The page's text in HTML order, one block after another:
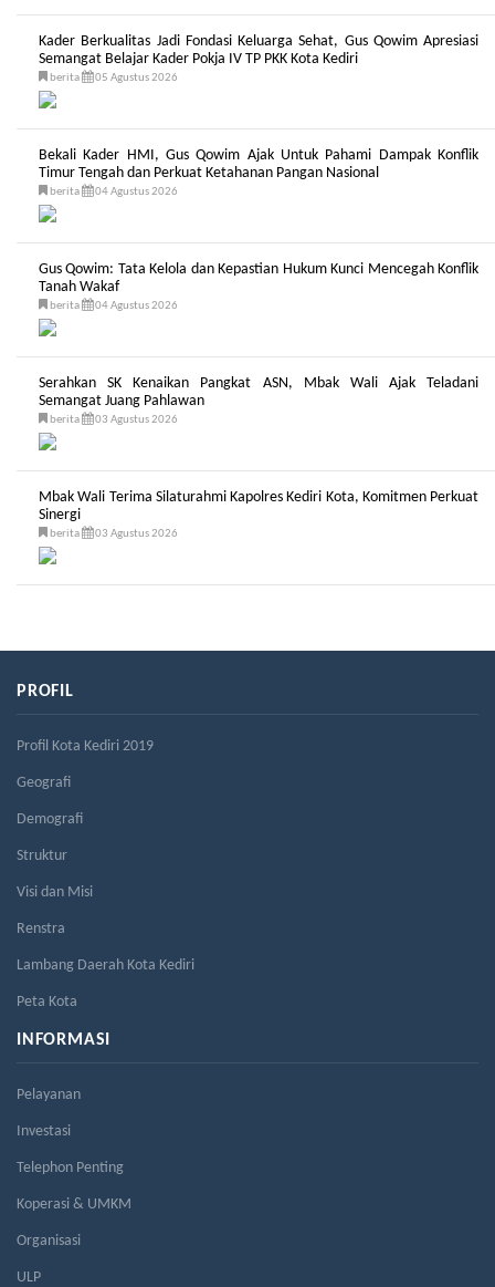
Kader Berkualitas Jadi Fondasi Keluarga Sehat, Gus Qowim Apresiasi
Semangat Belajar Kader Pokja IV TP PKK Kota Kediri
berita 05 Agustus 2026
Bekali Kader HMI, Gus Qowim Ajak Untuk Pahami Dampak Konflik
Timur Tengah dan Perkuat Ketahanan Pangan Nasional
berita 04 Agustus 2026
Gus Qowim: Tata Kelola dan Kepastian Hukum Kunci Mencegah Konflik
Tanah Wakaf
berita 04 Agustus 2026
Serahkan SK Kenaikan Pangkat ASN, Mbak Wali Ajak Teladani
Semangat Juang Pahlawan
berita 03 Agustus 2026
Mbak Wali Terima Silaturahmi Kapolres Kediri Kota, Komitmen Perkuat
Sinergi
berita 03 Agustus 2026
PROFIL
Profil Kota Kediri 2019
Geografi
Demografi
Struktur
Visi dan Misi
Renstra
Lambang Daerah Kota Kediri
Peta Kota
INFORMASI
Pelayanan
Investasi
Telephon Penting
Koperasi & UMKM
Organisasi
ULP